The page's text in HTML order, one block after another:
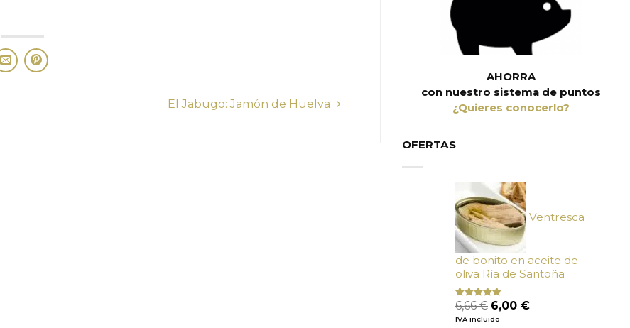
El Jabugo: Jamón de Huelva
AHORRA
con nuestro sistema de puntos
¿Quieres conocerlo?
OFERTAS
Ventresca
de bonito en aceite de
oliva Ría de Santoña
Valorado
con
de 5
6,66€ El
precio
6,00 €El
IVA incluido